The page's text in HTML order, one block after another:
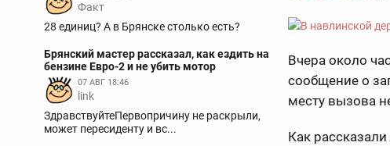
Факт
28 единиц? А в Брянске столько есть?
Брянский мастер рассказал, как ездить на
бензине Евро-2 и не убить мотор
07 АВГ 18:46
link
ЗдравствуйтеПервопричину не раскрыли,
может пересиденту и вс...
Вчера около
сообщение о
месту вызова
Как